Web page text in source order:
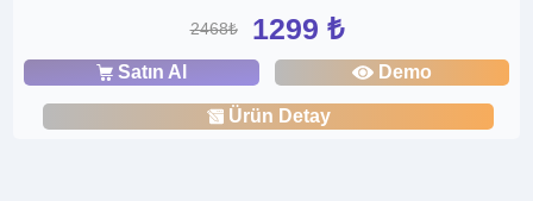
2468₺ 1299 ₺
Satın Al Demo
Ürün Detay